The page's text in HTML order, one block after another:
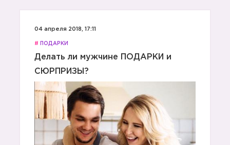
04 апреля 2018, 17:11
# ПОДАРКИ
Делать ли мужчине ПОДАРКИ и
СЮРПРИЗЫ?